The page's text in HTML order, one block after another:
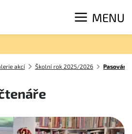
MENU
akcí Školní rok 2025/2026 Pasování